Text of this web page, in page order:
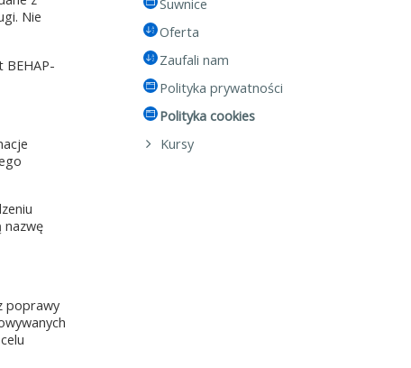
Nie
BEHAP-
nazwę
poprawy
Suwnice
Oferta
Zaufali nam
Polityka prywatności
Polityka cookies
Kursy